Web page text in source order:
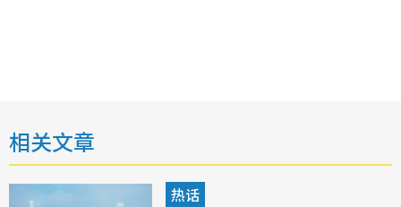
相关文章
热话